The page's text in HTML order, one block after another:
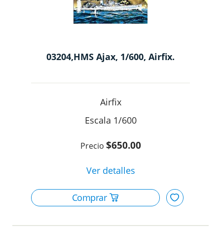
03204,HMS Ajax, 1/600, Airfix.
Airfix
1/600
$650.00